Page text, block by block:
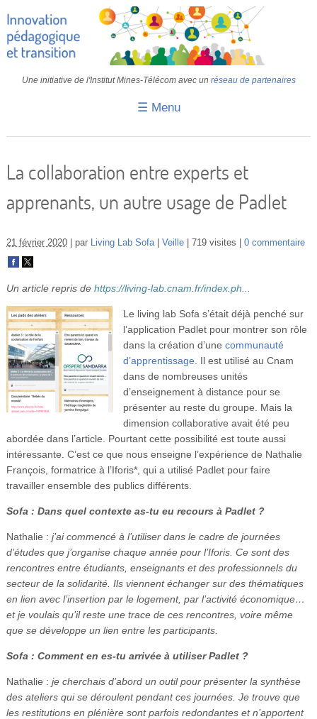
Une initiative de l'Institut Mines-Télécom avec un réseau de partenaires
☰ Menu
Retours d’expériences
IA
Vidéos
S’inscrire
Se connecter
La collaboration entre experts et
apprenants, un autre usage de Padlet
21 février 2020 par Living Lab Sofa Veille 719 visites 0 commentaire
Un article repris de https://living-lab.cnam.fr/index.ph...
Le living lab Sofa s’était déjà penché sur
l’application Padlet pour montrer son rôle
dans la création d’une communauté
d’apprentissage . Il est utilisé au Cnam
dans de nombreuses unités
d’enseignement à distance pour se
présenter au reste du groupe. Mais la
dimension collaborative avait été peu
abordée dans l’article. Pourtant cette possibilité est toute aussi
intéressante. C’est ce que nous enseigne l’expérience de Nathalie
François, formatrice à l’Iforis*, qui a utilisé Padlet pour faire
travailler ensemble des publics différents.
Sofa : Dans quel contexte as-tu eu recours à Padlet ?
Nathalie : j’ai commencé à l’utiliser dans le cadre de journées
d’études que j’organise chaque année pour l’Iforis. Ce sont des
rencontres entre étudiants, enseignants et des professionnels du
secteur de la solidarité. Ils viennent échanger sur des thématiques
en lien avec l’insertion par le logement, par l’activité économique…
et je voulais qu’il reste une trace de ces rencontres, voire même
que se développe un lien entre les participants.
Sofa : Comment en es-tu arrivée à utiliser Padlet ?
Nathalie : je cherchais d’abord un outil pour présenter la synthèse
des ateliers qui se déroulent pendant ces journées. Je trouve que
les restitutions en plénière sont parfois redondantes et n’apportent